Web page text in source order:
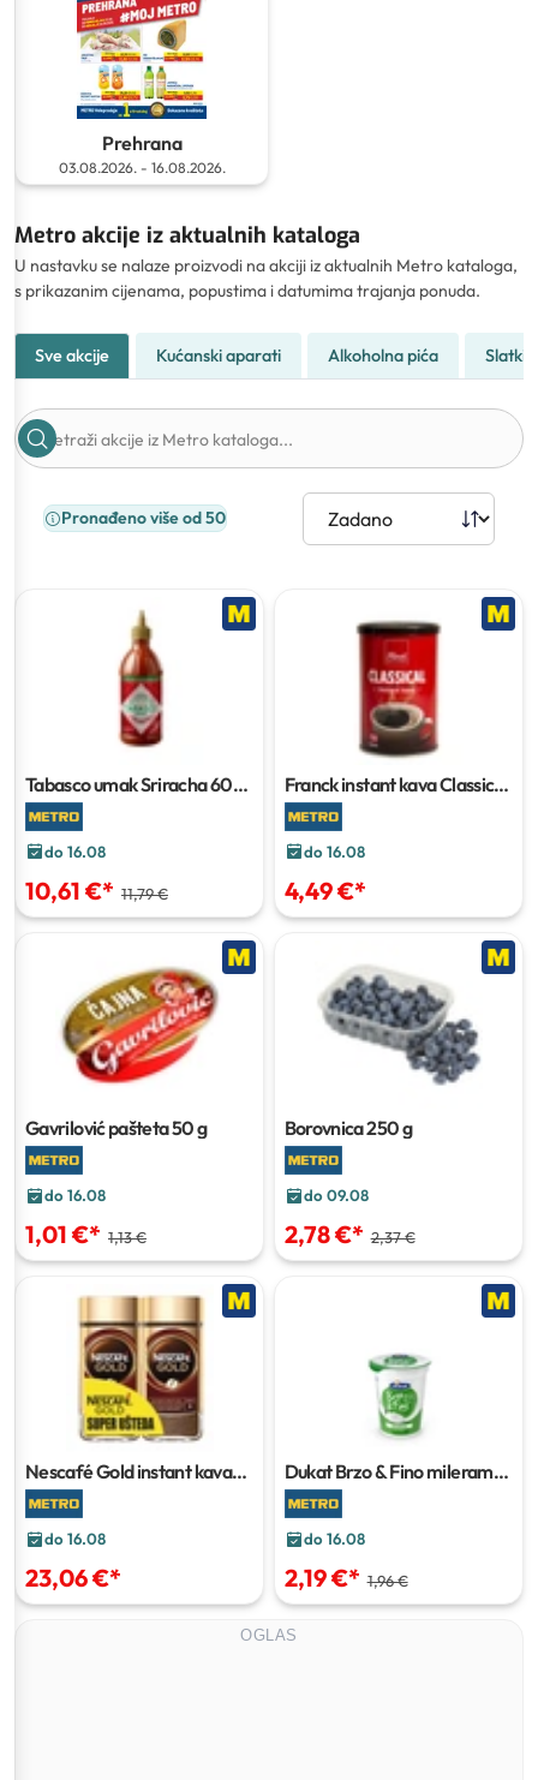
Prehrana
03.08.2026. - 16.08.2026.
Metro akcije iz aktualnih kataloga
U nastavku se nalaze proizvodi na akciji iz aktualnih Metro kataloga,
s prikazanim cijenama, popustima i datumima trajanja ponuda.
Sve akcije Kućanski aparati Alkoholna pića
Pronađeno više od 50
Tabasco umak Sriracha600
g
do 16.08
10,61 €* 11,79 €
Franck instant kava Classic
100 g
do 16.08
4,49 €*
Gavrilović pašteta50 g
do 16.08
1,01 €* 1,13 €
Borovnica250 g
do 09.08
2,78 €* 2,37 €
Nescafé Gold instant kava
2x190 g
do 16.08
23,06 €*
Dukat Brzo & Fino mileram
400 g
do 16.08
2,19 €* 1,96 €
OGLAS